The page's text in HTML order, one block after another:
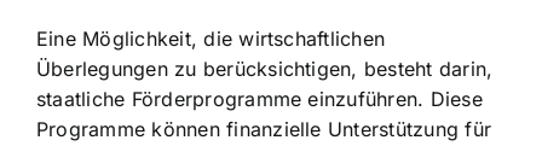
Eine Möglichkeit, die wirtschaftlichen
Überlegungen zu berücksichtigen, besteht darin,
staatliche Förderprogramme einzuführen. Diese
Programme können finanzielle Unterstützung für